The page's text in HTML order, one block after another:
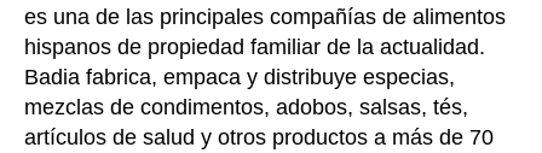
es una de las principales compañías de alimentos
hispanos de propiedad familiar de la actualidad.
Badia fabrica, empaca y distribuye especias,
mezclas de condimentos, adobos, salsas, tés,
artículos de salud y otros productos a más de 70